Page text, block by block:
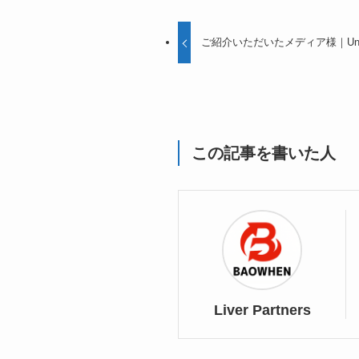
ご紹介いただいたメディア様｜
この記事を書いた人
Liver Partners